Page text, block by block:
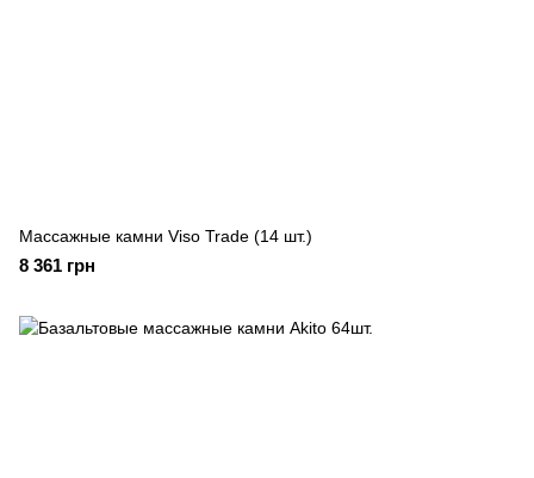
Массажные камни Viso Trade (14 шт.)
8 361 грн